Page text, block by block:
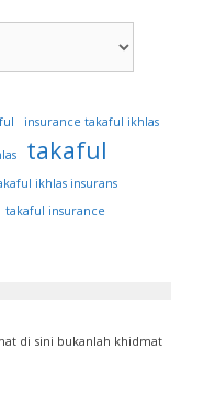
insurance takaful ikhlas
takaful
ikhlas insurans
takaful insurance
di sini bukanlah khidmat